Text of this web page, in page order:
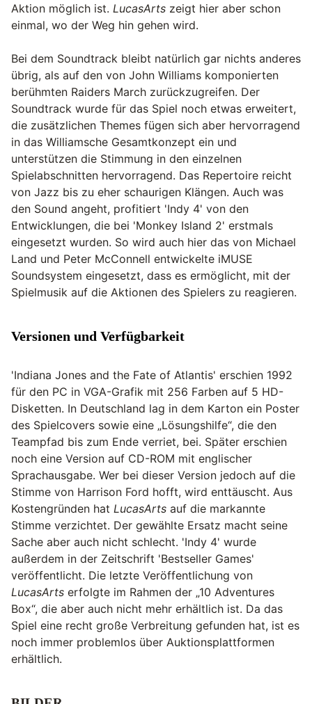
Aktion möglich ist. LucasArts zeigt hier aber schon
einmal, wo der Weg hin gehen wird.
Bei dem Soundtrack bleibt natürlich gar nichts anderes
übrig, als auf den von John Williams komponierten
berühmten Raiders March zurückzugreifen. Der
Soundtrack wurde für das Spiel noch etwas erweitert,
die zusätzlichen Themes fügen sich aber hervorragend
in das Williamsche Gesamtkonzept ein und
unterstützen die Stimmung in den einzelnen
Spielabschnitten hervorragend. Das Repertoire reicht
von Jazz bis zu eher schaurigen Klängen. Auch was
den Sound angeht, profitiert 'Indy 4' von den
Entwicklungen, die bei 'Monkey Island 2' erstmals
eingesetzt wurden. So wird auch hier das von Michael
Land und Peter McConnell entwickelte iMUSE
Soundsystem eingesetzt, dass es ermöglicht, mit der
Spielmusik auf die Aktionen des Spielers zu reagieren.
Versionen und Verfügbarkeit
'Indiana Jones and the Fate of Atlantis' erschien 1992
für den PC in VGA-Grafik mit 256 Farben auf 5 HD-
Disketten. In Deutschland lag in dem Karton ein Poster
des Spielcovers sowie eine „Lösungshilfe“, die den
Teampfad bis zum Ende verriet, bei. Später erschien
noch eine Version auf CD-ROM mit englischer
Sprachausgabe. Wer bei dieser Version jedoch auf die
Stimme von Harrison Ford hofft, wird enttäuscht. Aus
Kostengründen hat LucasArts auf die markannte
Stimme verzichtet. Der gewählte Ersatz macht seine
Sache aber auch nicht schlecht. 'Indy 4' wurde
außerdem in der Zeitschrift 'Bestseller Games'
veröffentlicht. Die letzte Veröffentlichung von
LucasArts erfolgte im Rahmen der „10 Adventures
Box“, die aber auch nicht mehr erhältlich ist. Da das
Spiel eine recht große Verbreitung gefunden hat, ist es
noch immer problemlos über Auktionsplattformen
erhältlich.